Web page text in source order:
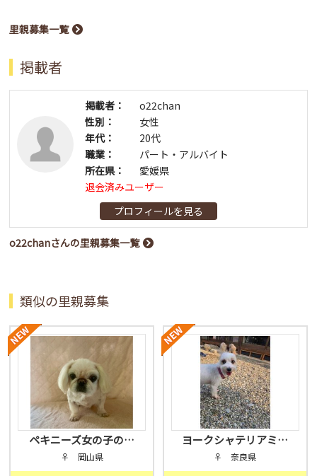
里親募集一覧
掲載者
掲載者：
o22chan
性別：
女性
年代：
20代
職業：
パート・アルバイト
所在県：
愛媛県
退会済みユーザー
プロフィールを見る
o22chanさんの里親募集一覧
類似の里親募集
ペキニーズ女の子の…
♀ 岡山県
ヨークシャテリアミ…
♀ 奈良県